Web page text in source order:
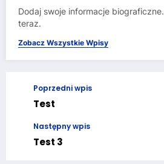
Dodaj swoje informacje biograficzne.
teraz.
Zobacz Wszystkie Wpisy
Poprzedni wpis
Test
Następny wpis
Test 3